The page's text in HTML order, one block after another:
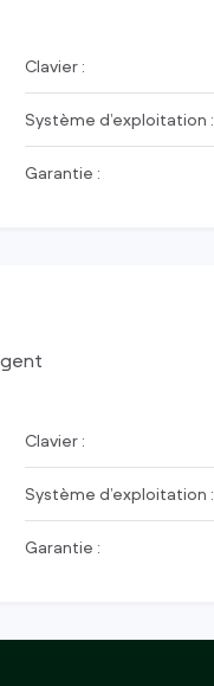
Clavier :
Système d’exploitation :
Garantie :
Clavier :
Système d’exploitation :
Garantie :